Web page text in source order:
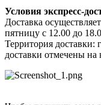
Условия экспресс-
Доставка
пятницу с 12.00 до
Территория
доставки отмечены на